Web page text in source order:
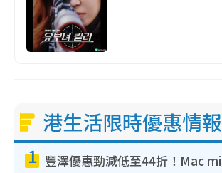
港生活限時優惠情報
1